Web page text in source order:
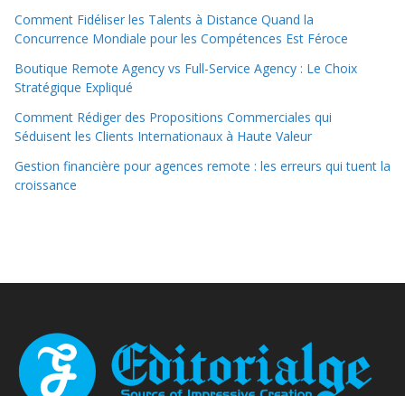
Comment Fidéliser les Talents à Distance Quand la
Concurrence Mondiale pour les Compétences Est Féroce
Boutique Remote Agency vs Full-Service Agency : Le Choix
Stratégique Expliqué
Comment Rédiger des Propositions Commerciales qui
Séduisent les Clients Internationaux à Haute Valeur
Gestion financière pour agences remote : les erreurs qui tuent la
croissance